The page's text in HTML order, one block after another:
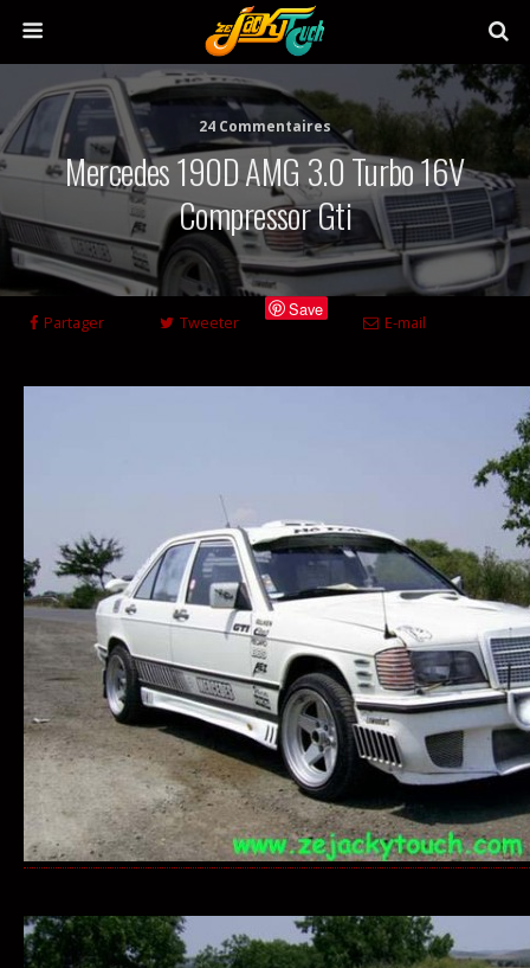
24 Commentaires
Mercedes 190D AMG 3.0 Turbo 16V
Compressor Gti
Partager Tweeter
Save
E-mail